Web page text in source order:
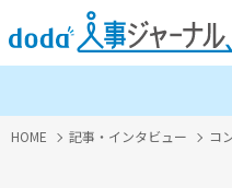
HOME 記事・インタビュー コ